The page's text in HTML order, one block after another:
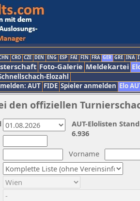
CRO CZE DEN ENG ESP FAI FIN FRA GER GRE INA
Foto-Galerie Meldekartei
Elozahl
AUT FIDE Spieler anmelden Elo
den offiziellen
Vorname
AUT-Elolisten
6.936